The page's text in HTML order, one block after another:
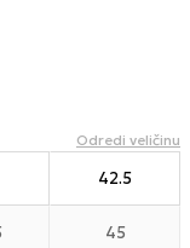
Odredi veličinu
42.5
45